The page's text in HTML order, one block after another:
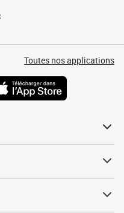
Toutes nos applications